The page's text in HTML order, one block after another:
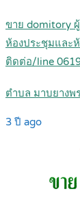
ขาย domitory
ห้องประชุมและ
ติดต่อ/line
ตำบล มาบยางพ
3 ปี ago